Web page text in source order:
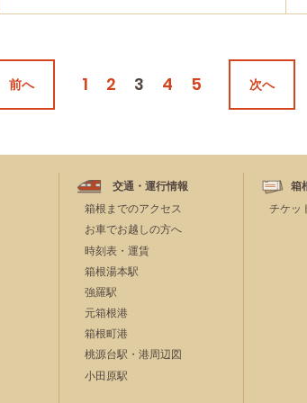
前へ 1 2 3 4 5 次へ
交通・運行情報
箱根までのアクセス
お車でお越しの方へ
時刻表・運賃
箱根湯本駅
強羅駅
元箱根港
箱根町港
桃源台駅・港周辺図
小田原駅
箱
チケッ